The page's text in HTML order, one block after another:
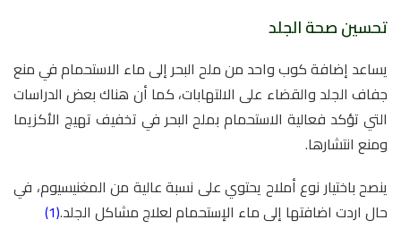
تحسين صحة الجلد
يساعد إضافة كوب واحد من ملح البحر إلى ماء الاستحمام في منع
جفاف الجلد والقضاء على الالتهابات، كما أن هناك بعض الدراسات
التي تؤكد فعالية الاستحمام بملح البحر في تخفيف تهيج الأكزيما
ومنع انتشارها.
ينصح باختيار نوع أملاح يحتوي على نسبة عالية من المغنيسيوم، في
حال اردت اضافتها إلى ماء الإستحمام لعلاج مشاكل الجلد.(1)